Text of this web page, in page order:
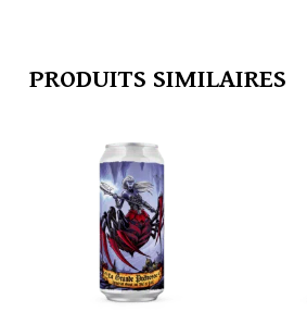
PRODUITS SIMILAIRES